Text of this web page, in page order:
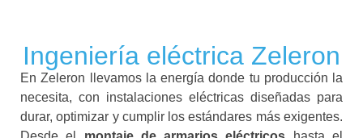
Ingeniería eléctrica Zeleron
En Zeleron llevamos la energía donde tu producción la
necesita, con instalaciones eléctricas diseñadas para
durar, optimizar y cumplir los estándares más exigentes.